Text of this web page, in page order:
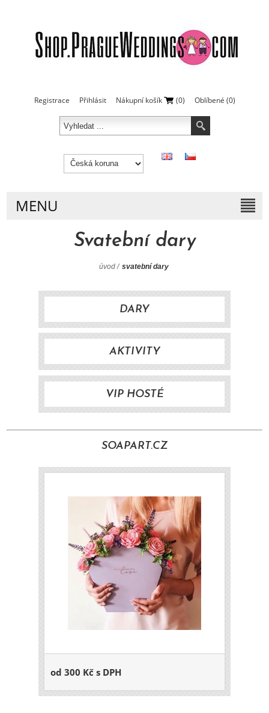
Registrace Přihlásit Nákupní košík (0) Oblíbené (0)
MENU
Svatební dary
úvod / svatební dary
DARY
AKTIVITY
VIP HOSTÉ
SOAPART.CZ
od 300 Kč s DPH